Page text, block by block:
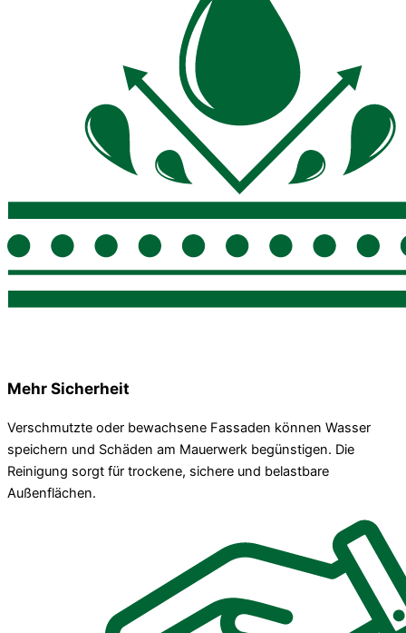
Mehr Sicherheit
Verschmutzte oder bewachsene Fassaden können Wasser
speichern und Schäden am Mauerwerk begünstigen. Die
Reinigung sorgt für trockene, sichere und belastbare
Außenflächen.